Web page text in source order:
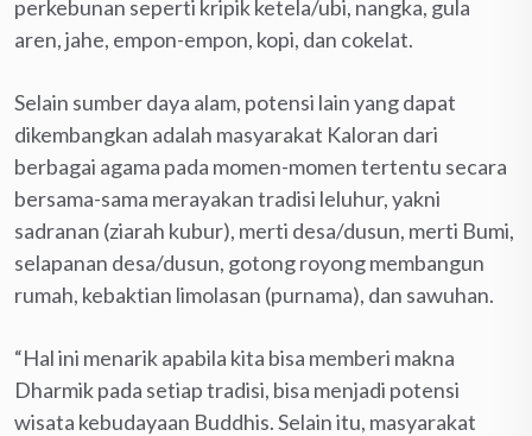
perkebunan seperti kripik ketela/ubi, nangka, gula
aren, jahe, empon-empon, kopi, dan cokelat.
Selain sumber daya alam, potensi lain yang dapat
dikembangkan adalah masyarakat Kaloran dari
berbagai agama pada momen-momen tertentu secara
bersama-sama merayakan tradisi leluhur, yakni
sadranan (ziarah kubur), merti desa/dusun, merti Bumi,
selapanan desa/dusun, gotong royong membangun
rumah, kebaktian limolasan (purnama), dan sawuhan.
“Hal ini menarik apabila kita bisa memberi makna
Dharmik pada setiap tradisi, bisa menjadi potensi
wisata kebudayaan Buddhis. Selain itu, masyarakat